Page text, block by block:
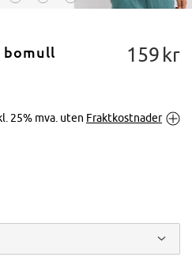
Trykk for å
bomull 159 kr
25% mva. uten Fraktkostnader